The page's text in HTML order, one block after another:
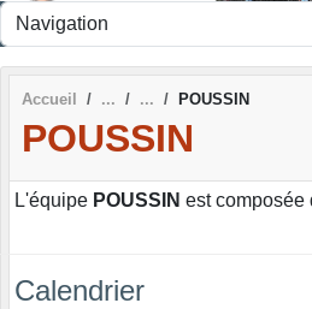
Accueil POUSSIN
POUSSIN
L'équipe POUSSIN est composée
Calendrier